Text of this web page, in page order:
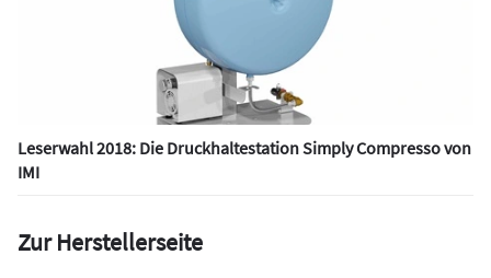
Leserwahl 2018: Die Druckhaltestation Simply Compresso von
IMI
Zur Herstellerseite